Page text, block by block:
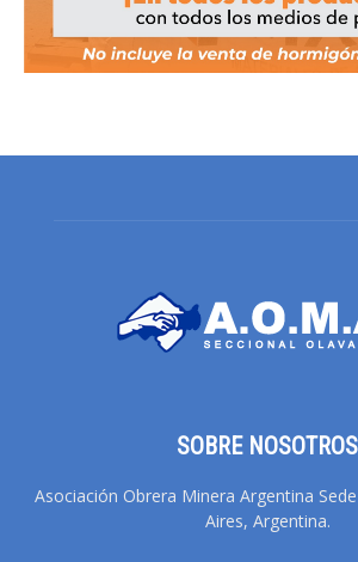
SOBRE NOSOTROS
Asociación Obrera Minera Argentina
Aires, Argentina.